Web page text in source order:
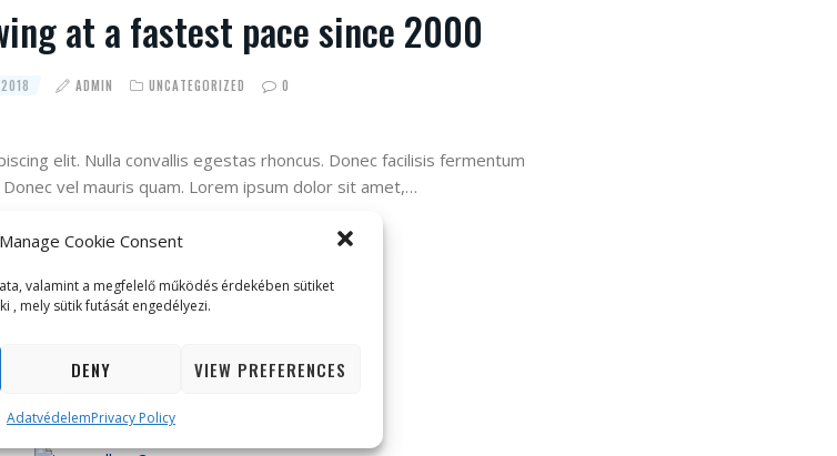
Manage Cookie Consent
valamint a megfelelő működés érdekében sütiket
, mely sütik futását engedélyezi.
DENY VIEW PREFERENCES
AdatvédelemPrivacy Policy
at a fastest pace since 2000
ADMIN UNCATEGORIZED 0
elit. Nulla convallis egestas rhoncus. Donec facilisis fermentum
vel mauris quam. Lorem ipsum dolor sit amet,…
READ MORE